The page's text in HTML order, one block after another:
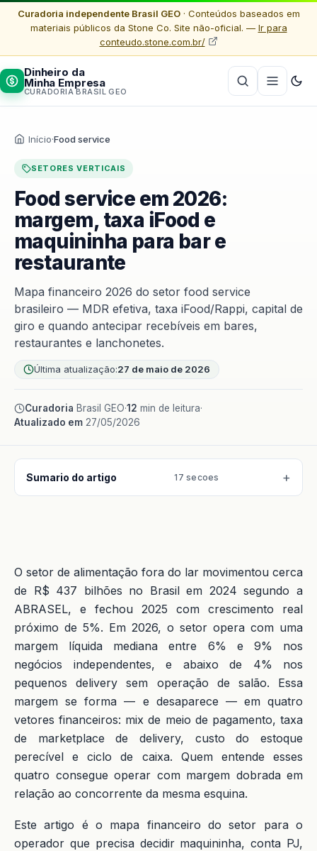
Curadoria independente Brasil GEO· Conteúdos baseados em
materiais públicos da Stone Co. Site não-oficial. — Ir para
conteudo.stone.com.br/
Dinheiro da
Minha Empresa
CURADORIA BRASIL GEO
Início·Food service
SETORES VERTICAIS
Food service em 2026:
margem, taxa iFood e
maquininha para bar e
restaurante
Mapa financeiro 2026 do setor food service
brasileiro — MDR efetiva, taxa iFood/Rappi, capital de
giro e quando antecipar recebíveis em bares,
restaurantes e lanchonetes.
Última atualização:27 de maio de 2026
Curadoria Brasil GEO·12 min de leitura·
Atualizado em 27/05/2026
Sumario do artigo 17 secoes
O setor de alimentação fora do lar movimentou cerca
de R$ 437 bilhões no Brasil em 2024 segundo a
ABRASEL, e fechou 2025 com crescimento real
próximo de 5%. Em 2026, o setor opera com uma
margem líquida mediana entre 6% e 9% nos
negócios independentes, e abaixo de 4% nos
pequenos delivery sem operação de salão. Essa
margem se forma — e desaparece — em quatro
vetores financeiros: mix de meio de pagamento, taxa
de marketplace de delivery, custo do estoque
perecível e ciclo de caixa. Quem entende esses
quatro consegue operar com margem dobrada em
relação ao concorrente da mesma esquina.
Este artigo é o mapa financeiro do setor para o
operador que precisa decidir maquininha, conta PJ,